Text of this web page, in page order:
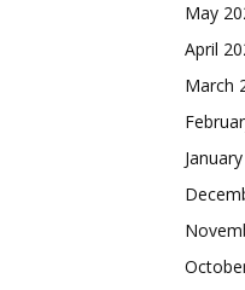
May
April
March